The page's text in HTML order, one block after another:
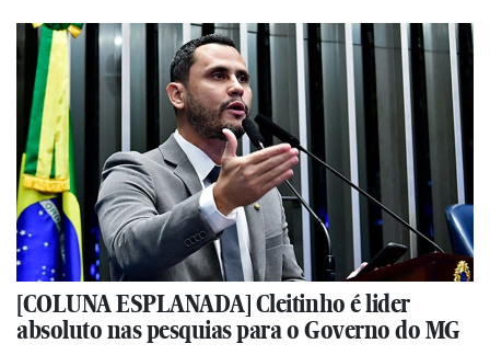
[COLUNA ESPLANADA] Cleitinho é lider
absoluto nas pesquias para o Governo do MG